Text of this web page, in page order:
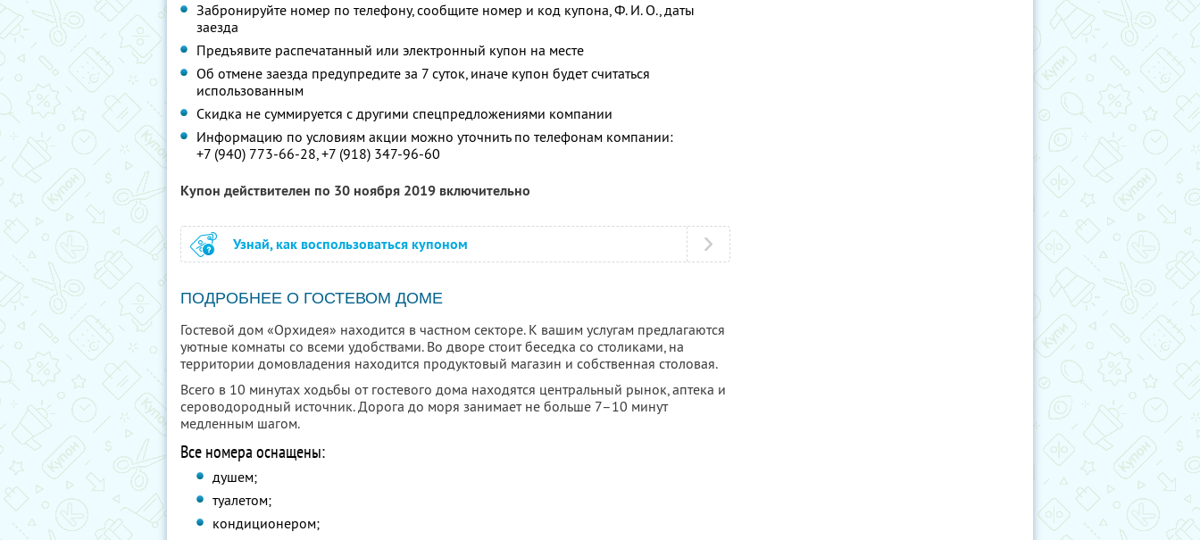
Забронируйте номер по телефону, сообщите номер и код купона,Ф. И. О.,даты
заезда
Предъявите распечатанный или электронный купон на месте
Об отмене заезда предупредите за 7 суток, иначе купон будет считаться
использованным
Скидка не суммируется с другими спецпредложениями компании
Информацию по условиям акции можно уточнить по телефонам компании:
+7 (940) 773-66-28, +7 (918) 347-96-60
Купон действителен по 30 ноября 2019 включительно
Узнай, как воспользоваться купоном
ПОДРОБНЕЕ О ГОСТЕВОМ ДОМЕ
Гостевой дом «Орхидея» находится в частном секторе. К вашим услугам предлагаются
уютные комнаты со всеми удобствами. Во дворе стоит беседка со столиками, на
территории домовладения находится продуктовый магазин и собственная столовая.
Всего в 10 минутах ходьбы от гостевого дома находятся центральный рынок, аптека и
сероводородный источник. Дорога до моря занимает не больше 7–10 минут
медленным шагом.
Все номера оснащены:
душем;
туалетом;
кондиционером;